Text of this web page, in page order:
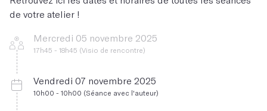
de votre atelier !
Mercredi 05 novembre 2025
17h45 - 18h45 (Visio de rencontre)
Vendredi 07 novembre 2025
10h00 - 10h00 (Séance avec l'auteur)